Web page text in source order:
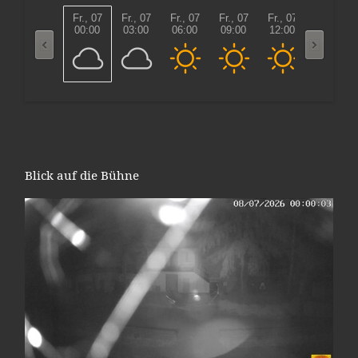
Fr., 07
00:00
Fr., 07
03:00
Fr., 07
06:00
Fr., 07
09:00
Fr., 07
12:00
15:00
Blick auf die Bühne